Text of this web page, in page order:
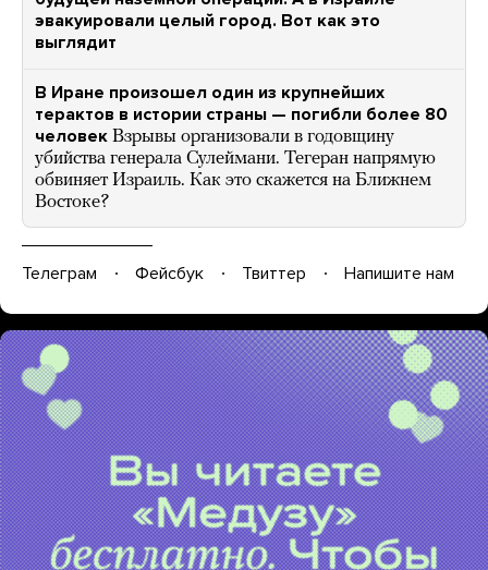
эвакуировали целый город. Вот как это
выглядит
В Иране произошел один из крупнейших
терактов в истории страны — погибли более 80
человек Взрывы организовали в годовщину
убийства генерала Сулеймани. Тегеран напрямую
обвиняет Израиль. Как это скажется на Ближнем
Востоке?
Телеграм Фейсбук Твиттер Напишите нам